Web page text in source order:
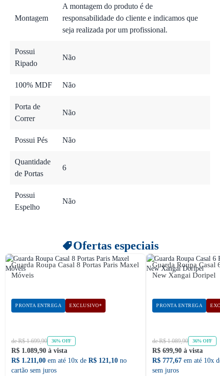
Montagem
A montagem do produto é de
responsabilidade do cliente e indicamos que
seja realizada por um profissional.
Possui
Ripado
Não
100% MDF Não
Porta de
Correr
Não
Possui Pés Não
Quantidade
de Portas
6
Possui
Espelho
Não
Ofertas especiais
Guarda Roupa Casal 8 Portas Paris Maxel
Móveis
PRONTA ENTREGA EXCLUSIVO*
de R$ 1.699,90 36% OFF
R$ 1.089,90 à vista
R$ 1.211,00 em até 10x de R$ 121,10 no
cartão sem juros
Guarda Roupa Casal
New Xangai Doripel
PRONTA ENTREGA
de R$ 1.089,90 36% OFF
R$ 699,90 à vista
R$ 777,67 em até 10x
sem juros